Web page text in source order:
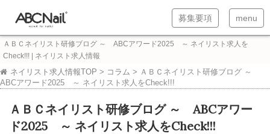
T
o
g
l
e
n
募集要項
T
o
g
l
e
menu
ＡＢＣネイリスト研修ブログ ～ ABCアワード2025 ～ ネイリスト求人を
Check!!! | ネイリスト求人情報
ネイリスト求人情報TOP > コラム > ＡＢＣネイリスト研修ブログ ～
ABCアワード2025 ～ ネイリスト求人をCheck!!!
ＡＢＣネイリスト研修ブログ ～ ABCアワー
ド2025 ～ ネイリスト求人をCheck!!!